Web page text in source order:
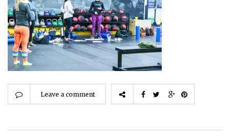
Leave a comment